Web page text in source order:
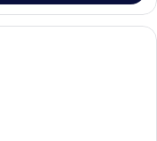
d'albergo con due letti,